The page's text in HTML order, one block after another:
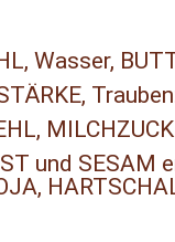
Wasser,
und SESAM